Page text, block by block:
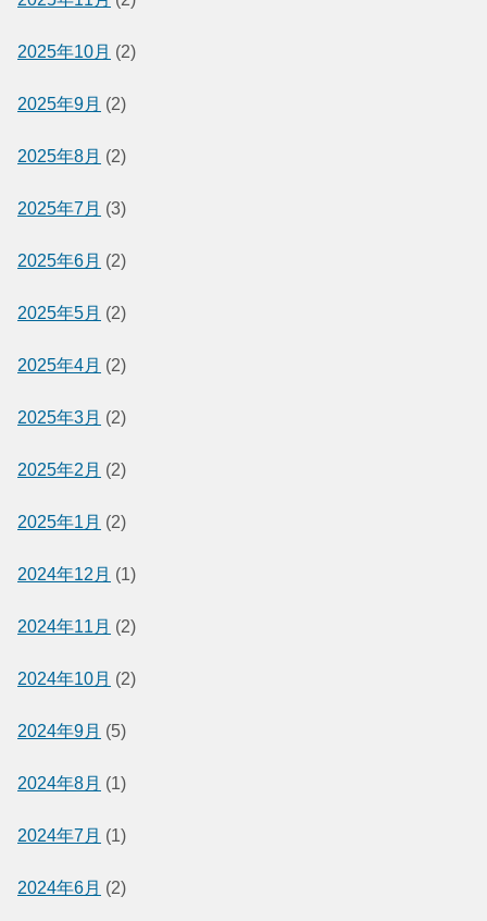
2025年10月 (2)
2025年9月 (2)
2025年8月 (2)
2025年7月 (3)
2025年6月 (2)
2025年5月 (2)
2025年4月 (2)
2025年3月 (2)
2025年2月 (2)
2025年1月 (2)
2024年12月 (1)
2024年11月 (2)
2024年10月 (2)
2024年9月 (5)
2024年8月 (1)
2024年7月 (1)
2024年6月 (2)